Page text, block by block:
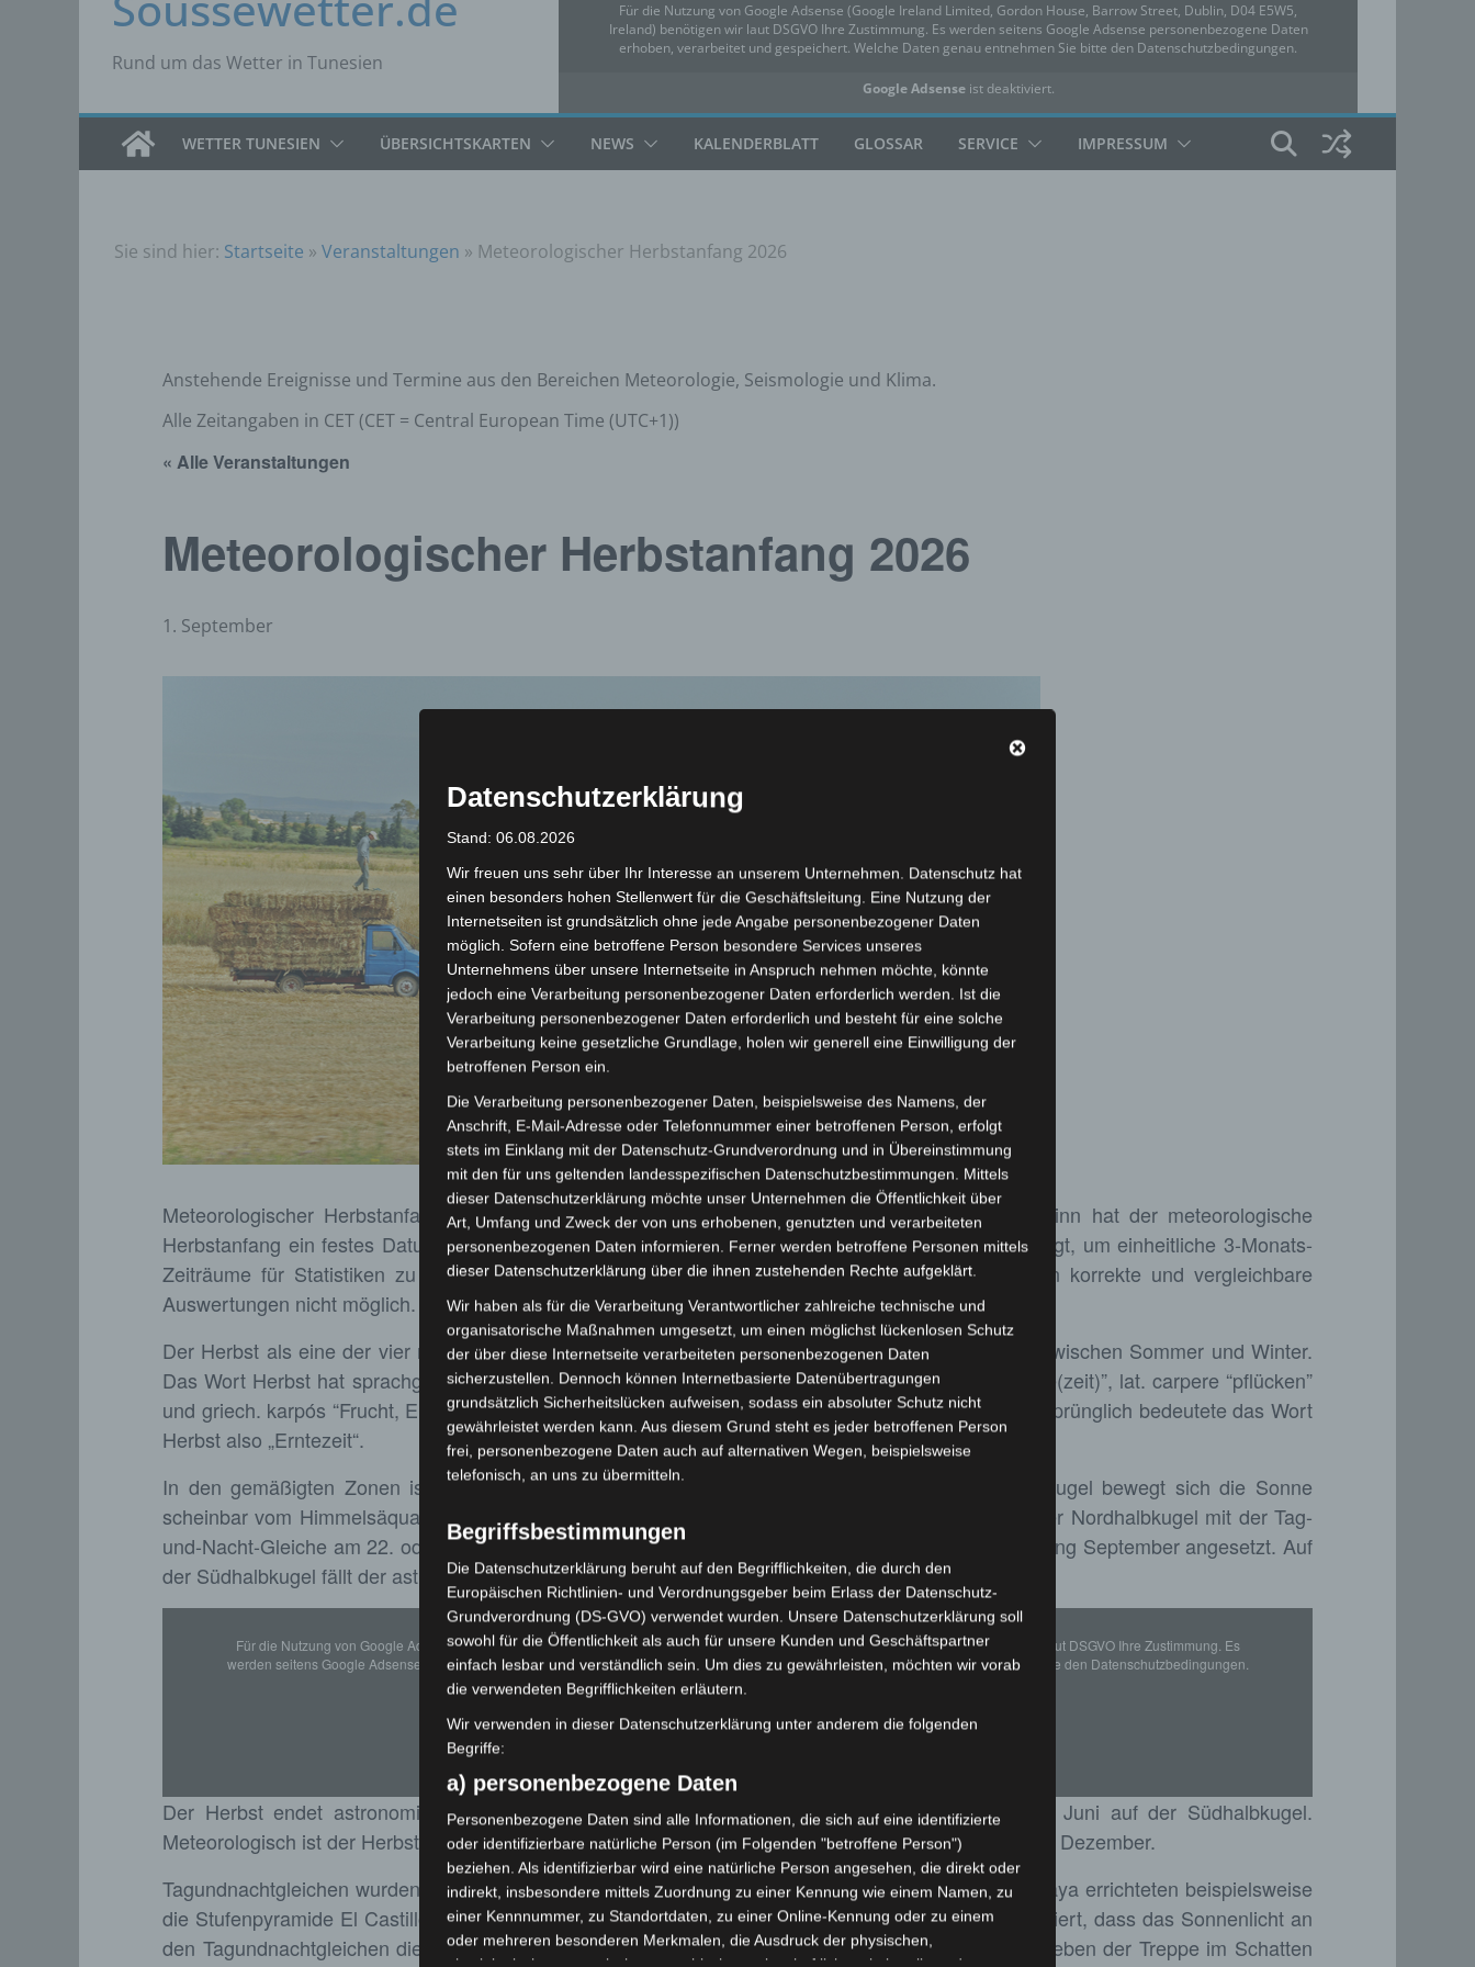
Rund um das Wetter in Tunesien
Für die Nutzung von Google Adsense (Google Ireland Limited, Gordon House, Barrow Street, Dublin, D04 E5W5,
Ireland) benötigen wir laut DSGVO Ihre Zustimmung. Es werden seitens Google Adsense personenbezogene Daten
erhoben, verarbeitet und gespeichert. Welche Daten genau entnehmen Sie bitte den Datenschutzbedingungen.
Google Adsenseist deaktiviert.
✓ Erlauben Datenschutzbedingungen
WETTER TUNESIEN ÜBERSICHTSKARTEN NEWS KALENDERBLATT GLOSSAR SERVICE IMPRESSUM
Sie sind hier: Startseite » Veranstaltungen » Meteorologischer Herbstanfang 2026
Anstehende Ereignisse und Termine aus den Bereichen Meteorologie, Seismologie und Klima.
Alle Zeitangaben in CET (CET = Central European Time (UTC+1))
« Alle Veranstaltungen
Meteorologischer Herbstanfang 2026
1. September
Meteorologischer Herbstanfang am 1. September: Im Gegensatz zum astronomischen Herbstbeginn hat der meteorologische
Herbstanfang ein festes Datum, den 1. September. Dieses Datum wurde von Meteorologen festgelegt, um einheitliche 3-Monats-
Zeiträume für Statistiken zu haben. Da der astronomische Herbst vom Datum her variiert, wären korrekte und vergleichbare
Auswertungen nicht möglich.
Der Herbst als eine der vier meteorologischen und astronomischen Jahreszeiten ist die Jahreszeit zwischen Sommer und Winter.
Das Wort Herbst hat sprachgeschichtlich denselben Ursprung wie das englische Wort harvest “Ernte(zeit)”, lat. carpere “pflücken”
und griech. karpós “Frucht, Ertrag”, ferner litauisch kirpti “schneiden”, griechisch krōpíon “Sichel”. Ursprünglich bedeutete das Wort
Herbst also „Erntezeit“.
In den gemäßigten Zonen ist er die Zeit der Ernte und des Blätterfalls. Im Herbst der Nordhalbkugel bewegt sich die Sonne
scheinbar vom Himmelsäquator zum südlichen Wendekreis. Astronomisch beginnt der Herbst auf der Nordhalbkugel mit der Tag-
und-Nacht-Gleiche am 22. oder 23. September, meteorologisch und biologisch wird er meist auf Anfang September angesetzt. Auf
der Südhalbkugel fällt der astronomische Herbstbeginn auf den 20./21. März.
Für die Nutzung von Google Adsense (Google Ireland Limited, Gordon House, Barrow Street, Dublin, D04 E5W5, Ireland) benötigen wir laut DSGVO Ihre Zustimmung. Es
werden seitens Google Adsense personenbezogene Daten erhoben, verarbeitet und gespeichert. Welche Daten genau entnehmen Sie bitte den Datenschutzbedingungen.
Der Herbst endet astronomisch am 21. oder 22. Dezember auf der Nordhalbkugel und am 21. Juni auf der Südhalbkugel.
Meteorologisch ist der Herbst bereits Ende November beendet; Winterbeginn ist meteorologisch am 1. Dezember.
Tagundnachtgleichen wurden von vielen Völkern im Lauf der Menschheitsgeschichte gefeiert. Die Maya errichteten beispielsweise
die Stufenpyramide El Castillo in Chichén Itzá in Mexiko. Die Architektur des Gebäudes ist so konzipiert, dass das Sonnenlicht an
den Tagundnachtgleichen die Treppenstufen der Nordseite zu Mittag streift, während die Bereiche neben der Treppe im Schatten
Datenschutzerklärung
Stand: 06.08.2026
Wir freuen uns sehr über Ihr Interesse an unserem Unternehmen. Datenschutz hat
einen besonders hohen Stellenwert für die Geschäftsleitung. Eine Nutzung der
Internetseiten ist grundsätzlich ohne jede Angabe personenbezogener Daten
möglich. Sofern eine betroffene Person besondere Services unseres
Unternehmens über unsere Internetseite in Anspruch nehmen möchte, könnte
jedoch eine Verarbeitung personenbezogener Daten erforderlich werden. Ist die
Verarbeitung personenbezogener Daten erforderlich und besteht für eine solche
Verarbeitung keine gesetzliche Grundlage, holen wir generell eine Einwilligung der
betroffenen Person ein.
Die Verarbeitung personenbezogener Daten, beispielsweise des Namens, der
Anschrift, E-Mail-Adresse oder Telefonnummer einer betroffenen Person, erfolgt
stets im Einklang mit der Datenschutz-Grundverordnung und in Übereinstimmung
mit den für uns geltenden landesspezifischen Datenschutzbestimmungen. Mittels
dieser Datenschutzerklärung möchte unser Unternehmen die Öffentlichkeit über
Art, Umfang und Zweck der von uns erhobenen, genutzten und verarbeiteten
personenbezogenen Daten informieren. Ferner werden betroffene Personen mittels
dieser Datenschutzerklärung über die ihnen zustehenden Rechte aufgeklärt.
Wir haben als für die Verarbeitung Verantwortlicher zahlreiche technische und
organisatorische Maßnahmen umgesetzt, um einen möglichst lückenlosen Schutz
der über diese Internetseite verarbeiteten personenbezogenen Daten
sicherzustellen. Dennoch können Internetbasierte Datenübertragungen
grundsätzlich Sicherheitslücken aufweisen, sodass ein absoluter Schutz nicht
gewährleistet werden kann. Aus diesem Grund steht es jeder betroffenen Person
frei, personenbezogene Daten auch auf alternativen Wegen, beispielsweise
telefonisch, an uns zu übermitteln.
Begriffsbestimmungen
Die Datenschutzerklärung beruht auf den Begrifflichkeiten, die durch den
Europäischen Richtlinien- und Verordnungsgeber beim Erlass der Datenschutz-
Grundverordnung (DS-GVO) verwendet wurden. Unsere Datenschutzerklärung soll
sowohl für die Öffentlichkeit als auch für unsere Kunden und Geschäftspartner
einfach lesbar und verständlich sein. Um dies zu gewährleisten, möchten wir vorab
die verwendeten Begrifflichkeiten erläutern.
Wir verwenden in dieser Datenschutzerklärung unter anderem die folgenden
Begriffe:
a) personenbezogene Daten
Personenbezogene Daten sind alle Informationen, die sich auf eine identifizierte
oder identifizierbare natürliche Person (im Folgenden "betroffene Person")
beziehen. Als identifizierbar wird eine natürliche Person angesehen, die direkt oder
indirekt, insbesondere mittels Zuordnung zu einer Kennung wie einem Namen, zu
einer Kennnummer, zu Standortdaten, zu einer Online-Kennung oder zu einem
oder mehreren besonderen Merkmalen, die Ausdruck der physischen,